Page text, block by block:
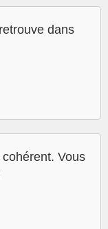
dans
Vous